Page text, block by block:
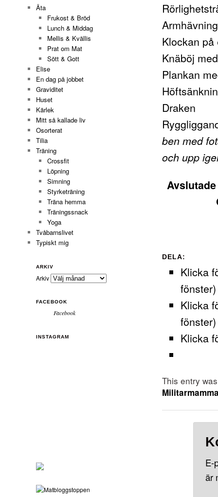
Armhävning
Klockan på
Knäböj
Plankan
Draken
ben med
och upp
DELA:
Klicka
fönster)
Klicka
fönster)
Klicka
This entry
E-
är
Äta
Frukost & Bröd
Lunch & Middag
Mellis & Kvällis
Prat om Mat
Sött & Gott
Elise
En dag på jobbet
Graviditet
Huset
Kärlek
Mitt så kallade liv
Osorterat
Tilia
Träning
Crossfit
Löpning
Simning
Styrketräning
Träna hemma
Träningssnack
Yoga
Tvåbarnslivet
Typiskt mig
ARKIV
Arkiv
FACEBOOK
Facebook
INSTAGRAM